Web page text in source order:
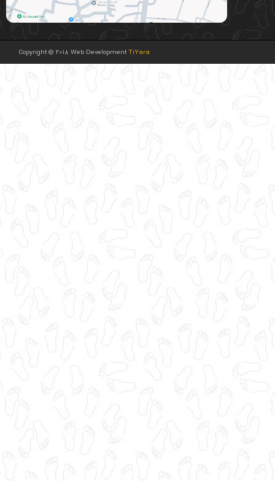
Copyright © 2018 Web DevelopmentTiYara